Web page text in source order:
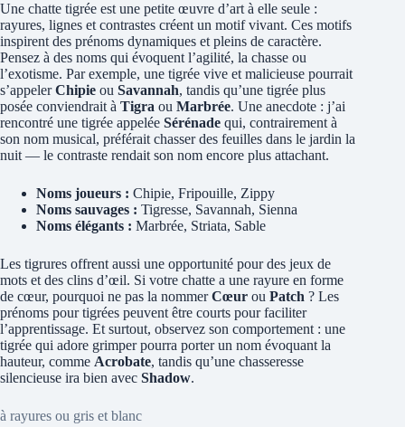
Une chatte tigrée est une petite œuvre d’art à elle seule :
rayures, lignes et contrastes créent un motif vivant. Ces motifs
inspirent des prénoms dynamiques et pleins de caractère.
Pensez à des noms qui évoquent l’agilité, la chasse ou
l’exotisme. Par exemple, une tigrée vive et malicieuse pourrait
s’appelerChipie ou Savannah, tandis qu’une tigrée plus
posée conviendrait à Tigra ou Marbrée. Une anecdote : j’ai
rencontré une tigrée appelée Sérénade qui, contrairement à
son nom musical, préférait chasser des feuilles dans le jardin la
nuit — le contraste rendait son nom encore plus attachant.
Noms joueurs : Chipie, Fripouille, Zippy
Noms sauvages : Tigresse, Savannah, Sienna
Noms élégants : Marbrée, Striata, Sable
Les tigrures offrent aussi une opportunité pour des jeux de
mots et des clins d’œil. Si votre chatte a une rayure en forme
de cœur, pourquoi ne pas la nommerCœur ou Patch ? Les
prénoms pour tigrées peuvent être courts pour faciliter
l’apprentissage. Et surtout, observez son comportement : une
tigrée qui adore grimper pourra porter un nom évoquant la
hauteur, comme Acrobate, tandis qu’une chasseresse
silencieuse ira bien avec Shadow.
à rayures ou gris et blanc